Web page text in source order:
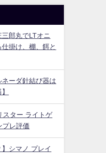
ら
サBBの実釣インプレ評価【
三郎丸でLTオニ
掛け、棚、餌と
ネーダ針結び器は
スター ライトゲ
プレ評価
】シマノ プレイ